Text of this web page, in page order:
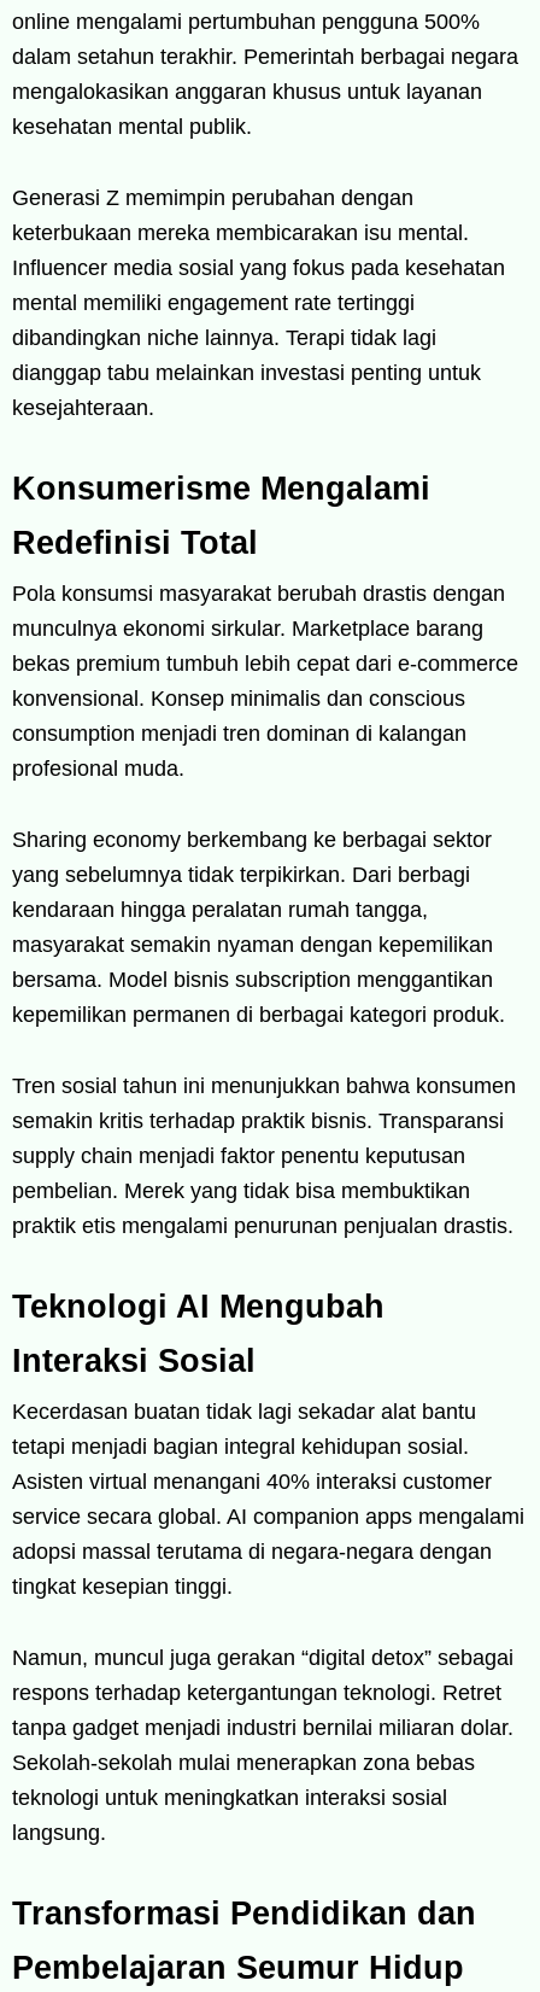
online mengalami pertumbuhan pengguna 500%
dalam setahun terakhir. Pemerintah berbagai negara
mengalokasikan anggaran khusus untuk layanan
kesehatan mental publik.
Generasi Z memimpin perubahan dengan
keterbukaan mereka membicarakan isu mental.
Influencer media sosial yang fokus pada kesehatan
mental memiliki engagement rate tertinggi
dibandingkan niche lainnya. Terapi tidak lagi
dianggap tabu melainkan investasi penting untuk
kesejahteraan.
Konsumerisme Mengalami
Redefinisi Total
Pola konsumsi masyarakat berubah drastis dengan
munculnya ekonomi sirkular. Marketplace barang
bekas premium tumbuh lebih cepat dari e-commerce
konvensional. Konsep minimalis dan conscious
consumption menjadi tren dominan di kalangan
profesional muda.
Sharing economy berkembang ke berbagai sektor
yang sebelumnya tidak terpikirkan. Dari berbagi
kendaraan hingga peralatan rumah tangga,
masyarakat semakin nyaman dengan kepemilikan
bersama. Model bisnis subscription menggantikan
kepemilikan permanen di berbagai kategori produk.
Tren sosial tahun ini menunjukkan bahwa konsumen
semakin kritis terhadap praktik bisnis. Transparansi
supply chain menjadi faktor penentu keputusan
pembelian. Merek yang tidak bisa membuktikan
praktik etis mengalami penurunan penjualan drastis.
Teknologi AI Mengubah
Interaksi Sosial
Kecerdasan buatan tidak lagi sekadar alat bantu
tetapi menjadi bagian integral kehidupan sosial.
Asisten virtual menangani 40% interaksi customer
service secara global. AI companion apps mengalami
adopsi massal terutama di negara-negara dengan
tingkat kesepian tinggi.
Namun, muncul juga gerakan “digital detox” sebagai
respons terhadap ketergantungan teknologi. Retret
tanpa gadget menjadi industri bernilai miliaran dolar.
Sekolah-sekolah mulai menerapkan zona bebas
teknologi untuk meningkatkan interaksi sosial
langsung.
Transformasi Pendidikan dan
Pembelajaran Seumur Hidup